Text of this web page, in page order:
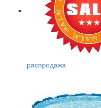
распродажа